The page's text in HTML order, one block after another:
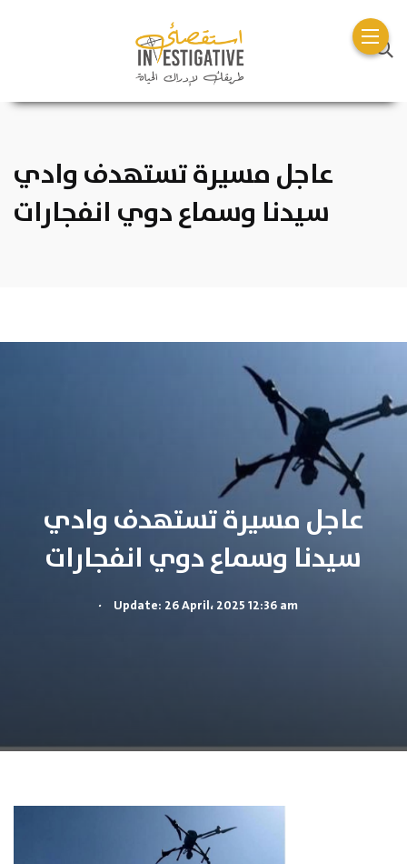
عاجل مسيرة تستهدف وادي
سيدنا وسماع دوي انفجارات
عاجل مسيرة تستهدف وادي
سيدنا وسماع دوي انفجارات
. Update: 26 April، 2025 12:36 am